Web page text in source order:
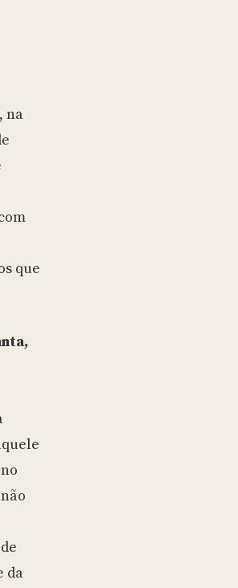
na
que
da